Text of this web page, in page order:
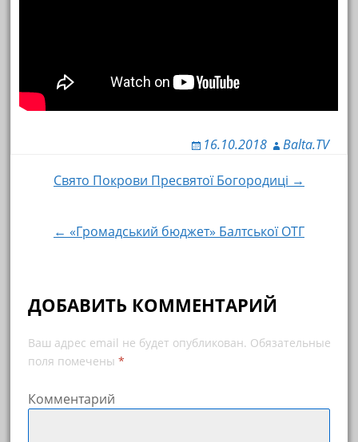
16.10.2018 Balta.TV
Навигация по записям
Свято Покрови Пресвятої Богородиці →
← «Громадський бюджет» Балтської ОТГ
ДОБАВИТЬ КОММЕНТАРИЙ
Ваш адрес email не будет опубликован. Обязательные
поля помечены *
Комментарий